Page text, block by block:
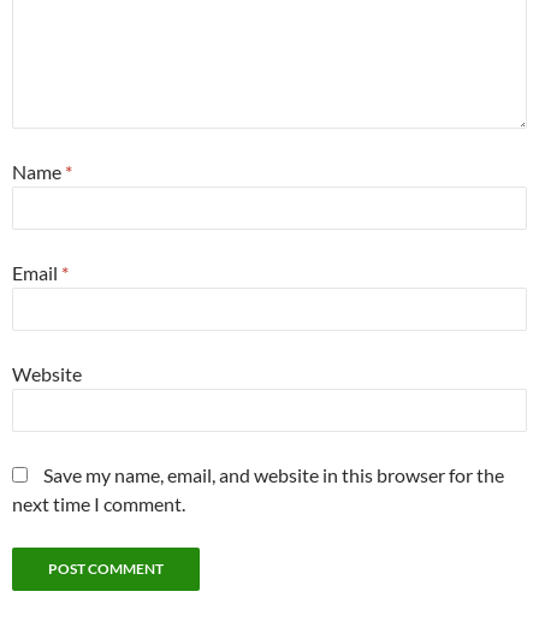
Name *
Email *
Website
Save my name, email, and website in this browser for the
next time I comment.